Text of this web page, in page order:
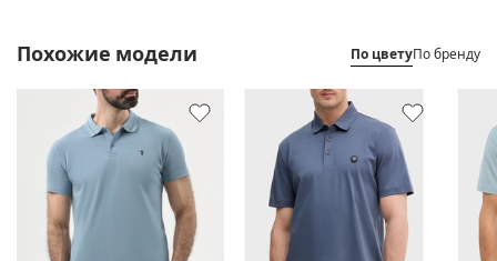
Похожие модели По цветуПо бренду